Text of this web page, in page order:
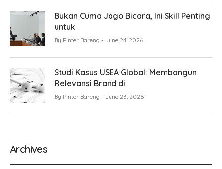
Bukan Cuma Jago Bicara, Ini Skill Penting
untuk
By Pinter Bareng June 24, 2026
Studi Kasus USEA Global: Membangun
Relevansi Brand di
By Pinter Bareng June 23, 2026
Archives